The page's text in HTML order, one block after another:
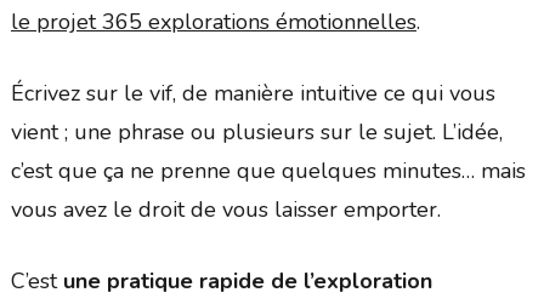
le projet 365 explorations émotionnelles.
Écrivez sur le vif, de manière intuitive ce qui vous
vient ; une phrase ou plusieurs sur le sujet. L’idée,
c’est que ça ne prenne que quelques minutes… mais
vous avez le droit de vous laisser emporter.
C’est une pratique rapide de l’exploration